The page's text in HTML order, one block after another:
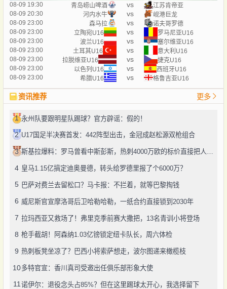
08-09 19:30 青岛崂山啤酒 vs
江苏肯帝亚
08-09 20:30
河内水牛 vs
岘港巨龙
08-09 23:00
森马拉 vs
诺夫哥罗德
08-09 23:00
立陶宛U16 vs
罗马尼亚U16
08-09 23:00
波兰U16 vs
塞尔维亚U16
08-09 23:00
土耳其U16 vs
意大利U16
08-09 23:00
拉脱维亚U16 vs
捷克U16
08-09 23:00
以色列U16 vs
西班牙U16
08-09 23:00
希腊U16 vs 格鲁吉亚U16
资讯推荐 更多
1 永州队要跟明星队踢球？官方辟谣：假的！
2 U17国足半决赛首发：442阵型出击，金冠成赵松源双枪组合
3 斯基拉爆料：罗马曾看中斯彭斯，热刺4000万欧的标价直接把人劝退了
4 皇马1.15亿搞定迪奥曼德，转头给罗德里报了个6000万？
5 巴萨对费兰去留松口？马卡报：不拦着，就等巴黎掏钱
6 威尼斯官宣摩洛哥后卫哈勒哈勒，一纸合约直接锁到2030年
7 拉玛西亚又救场了！弗里克季前赛大撒把，13名青训小将登场
8 枪手截胡！阿森纳1.03亿镑锁定纽卡队长，周六体检
9 热刺板凳坐凉了？巴西小将索萨想走，波尔图递来橄榄枝
10多特官宣：香川真司受邀出任俱乐部形象大使
11诺伊尔：退役念头占85%？但在这里踢球太开心，我选择留下